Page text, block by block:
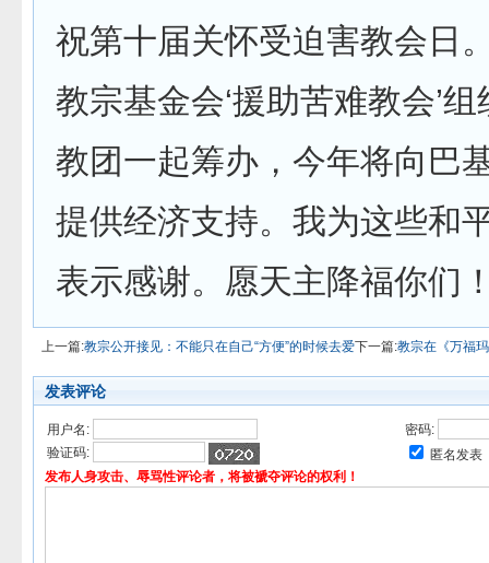
祝第十届关怀受迫害教会日
教宗基金会‘援助苦难教会’
教团一起筹办，今年将向巴
提供经济支持。我为这些和
表示感谢。愿天主降福你们
上一篇:教宗公开接见：不能只在自己“方便”的时候去爱下一篇:教宗在《万福
发表评论
用户名:
密码:
验证码:
匿名发表
发布人身攻击、辱骂性评论者，将被褫夺评论的权利！